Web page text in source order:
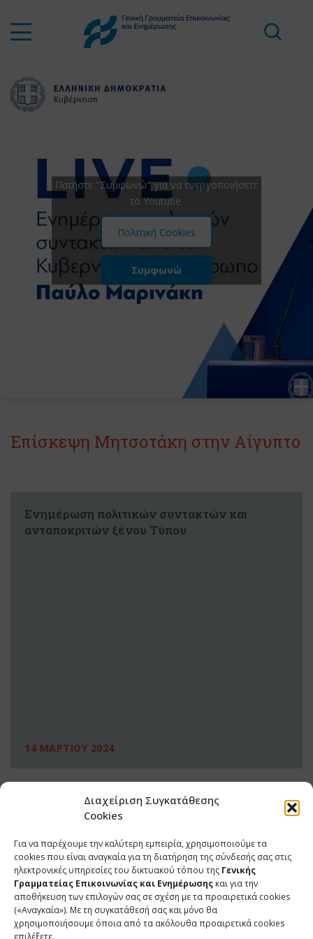
Διαχείριση Συγκατάθεσης
Cookies
Για να παρέχουμε την καλύτερη εμπειρία, χρησιμοποιούμε τα
cookies που είναι αναγκαία για τη διατήρηση της σύνδεσής σας στις
ηλεκτρονικές υπηρεσίες του δικτυακού τόπου της Γενικής
Γραμματείας Επικοινωνίας και Ενημέρωσης και για την
αποθήκευση των επιλογών σας σε σχέση με τα προαιρετικά cookies
(«Αναγκαία»). Με τη συγκατάθεσή σας και μόνο θα
χρησιμοποιήσουμε όποια από τα ακόλουθα προαιρετικά cookies
επιλέξετε.
Πατήστε "Συμφωνώ" για να ενεργοποιήσετε
το Youtube
Πολιτική Cookies
Συμφωνώ
Επίσκεψη Μητσοτάκη στην Αίγυπτο
Ενημέρωση πολιτικών συντακτών και
ανταποκριτών ξένου Τύπου
14 ΜΑΡΤΙΟΥ 2024
ΕΠΙΚΟΙΝΩΝΙΑ